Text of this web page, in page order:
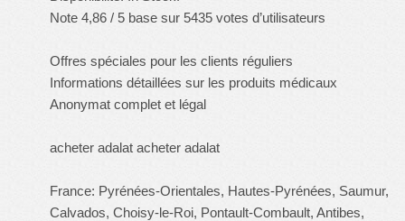
Note 4,86 / 5 base sur 5435 votes d’utilisateurs
Offres spéciales pour les clients réguliers
Informations détaillées sur les produits médicaux
Anonymat complet et légal
acheter adalat acheter adalat
France: Pyrénées-Orientales, Hautes-Pyrénées, Saumur,
Calvados, Choisy-le-Roi, Pontault-Combault, Antibes,